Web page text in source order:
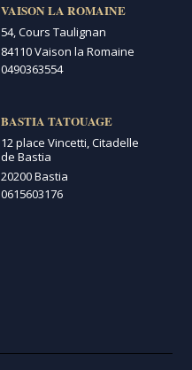
VAISON LA ROMAINE
54, Cours Taulignan
84110 Vaison la Romaine
0490363554
BASTIA TATOUAGE
12 place Vincetti, Citadelle
de Bastia
20200 Bastia
0615603176